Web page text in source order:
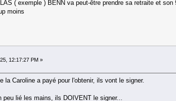
( exemple ) BENN va peut-être prendre sa retraite et son
moins
12:17:27 PM »
la Caroline a payé pour l'obtenir, ils vont le signer.
peu lié les mains, ils DOIVENT le signer...